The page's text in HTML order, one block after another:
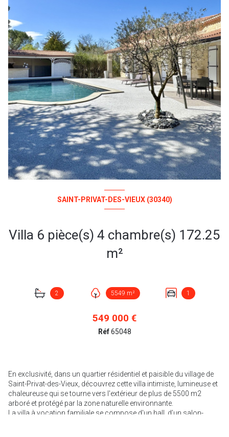
SAINT-PRIVAT-DES-VIEUX (30340)
Villa 6 pièce(s) 4 chambre(s) 172.25
m²
2 5549 m² 1
549 000 €
Réf65048
En exclusivité, dans un quartier résidentiel et paisible du village de
Saint-Privat-des-Vieux, découvrez cette villa intimiste, lumineuse et
chaleureuse qui se tourne vers l'extérieur de plus de 5500 m2
arboré et protégé par la zone naturelle environnante.
La villa à vocation familiale se compose d'un hall, d’un salon-